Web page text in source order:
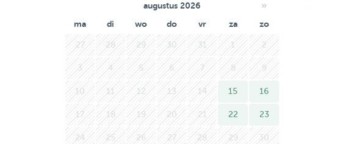
augustus 2026 »
ma di wo do vr za zo
27 28 29 30 31 1 2
3 4 5 6 7 8 9
10 11 12 13 14 15 16
17 18 19 20 21 22 23
24 25 26 27 28 29 30